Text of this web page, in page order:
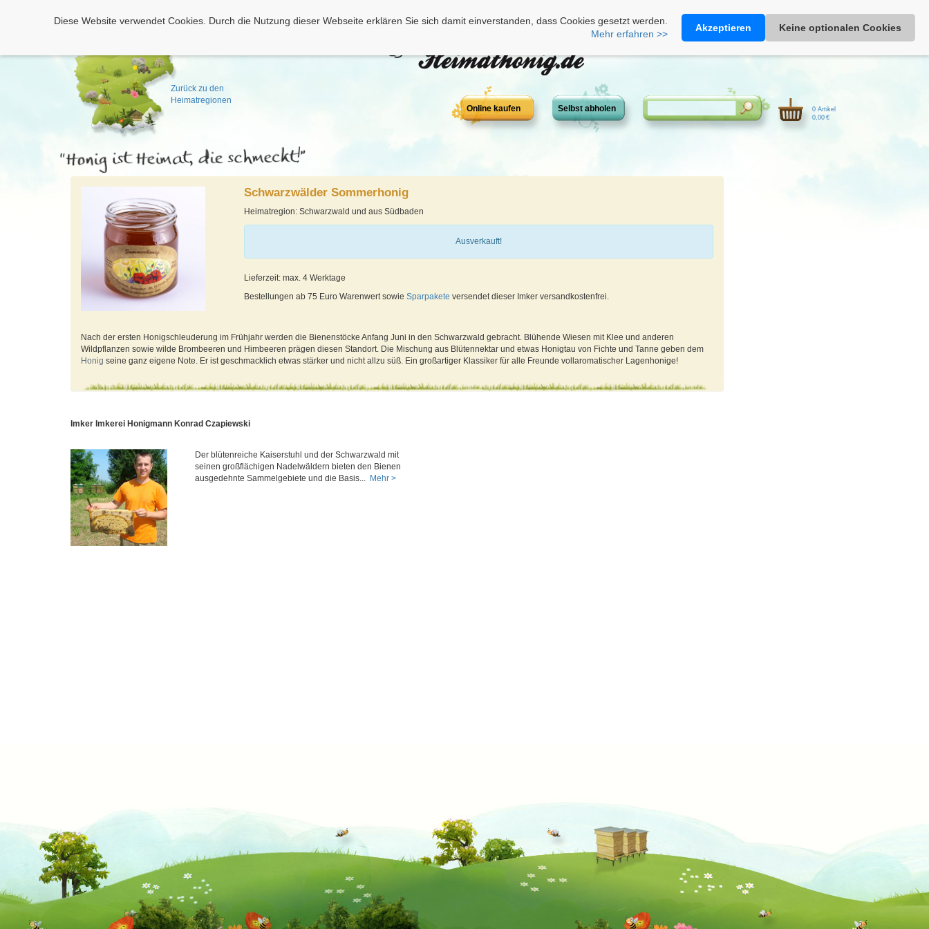
Zurück zu den
Heimatregionen
Heimathonig auf Facebook|Kunden-Login|Warenkorb
Diese Website verwendet Cookies. Durch die Nutzung dieser Webseite erklären Sie sich damit einverstanden, dass Cookies gesetzt werden.
Mehr erfahren >>
Akzeptieren Keine optionalen Cookies
Online kaufen Selbst abholen
0 Artikel
0,00 €
Schwarzwälder Sommerhonig
Heimatregion: Schwarzwald und aus Südbaden
Ausverkauft!
Lieferzeit: max. 4 Werktage
Bestellungen ab 75 Euro Warenwert sowieSparpakete versendet dieser Imker versandkostenfrei.
Nach der ersten Honigschleuderung im Frühjahr werden die Bienenstöcke Anfang Juni in den Schwarzwald gebracht. Blühende Wiesen mit Klee und anderen
Wildpflanzen sowie wilde Brombeeren und Himbeeren prägen diesen Standort. Die Mischung aus Blütennektar und etwas Honigtau von Fichte und Tanne geben dem
Honig seine ganz eigene Note. Er ist geschmacklich etwas stärker und nicht allzu süß. Ein großartiger Klassiker für alle Freunde vollaromatischer Lagenhonige!
Imker Imkerei Honigmann Konrad Czapiewski
Der blütenreiche Kaiserstuhl und der Schwarzwald mit
seinen großflächigen Nadelwäldern bieten den Bienen
ausgedehnte Sammelgebiete und die Basis... Mehr >